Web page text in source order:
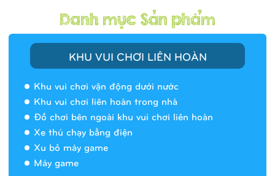
KHU VUI CHƠI LIÊN HOÀN
Khu vui chơi vận động dưới nước
Khu vui chơi liên hoàn trong nhà
Đồ chơi bên ngoài khu vui chơi liên hoàn
Xe thú chạy bằng điện
Xu bỏ máy game
Máy game